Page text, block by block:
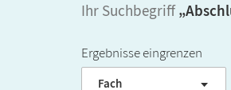
Ihr Suchbegriff „
Ergebnisse eingrenzen
Fach